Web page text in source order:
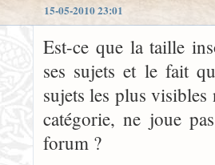
15-05-2010 23:01
Est-ce que la taille
ses sujets et le fait
sujets les plus
catégorie, ne joue
forum ?